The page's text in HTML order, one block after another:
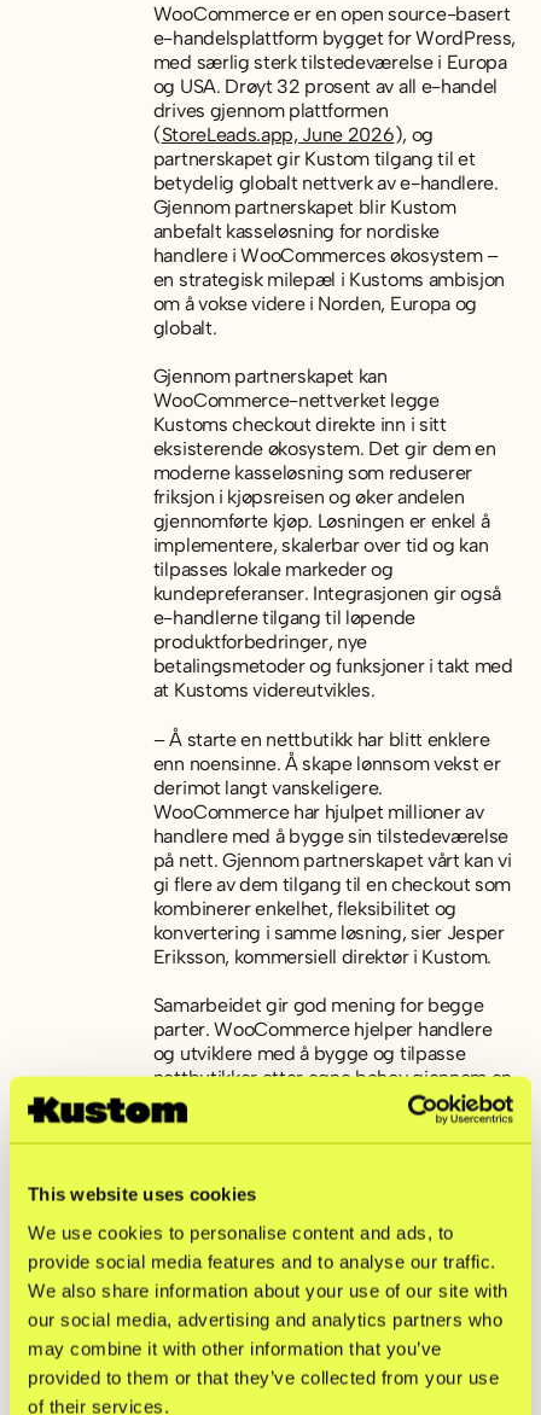
This website uses cookies
We use cookies to personalise content and ads, to
provide social media features and to analyse our traffic.
We also share information about your use of our site with
our social media, advertising and analytics partners who
may combine it with other information that you’ve
provided to them or that they’ve collected from your use
of their services.
WooCommerce er en open source-basert
e-handelsplattform bygget for WordPress,
med særlig sterk tilstedeværelse i Europa
og USA. Drøyt 32 prosent av all e-handel
drives gjennom plattformen
(StoreLeads.app, June 2026), og
partnerskapet gir Kustom tilgang til et
betydelig globalt nettverk av e-handlere.
Gjennom partnerskapet blir Kustom
anbefalt kasseløsning for nordiske
handlere i WooCommerces økosystem –
en strategisk milepæl i Kustoms ambisjon
om å vokse videre i Norden, Europa og
globalt.
Gjennom partnerskapet kan
WooCommerce-nettverket legge
Kustoms checkout direkte inn i sitt
eksisterende økosystem. Det gir dem en
moderne kasseløsning som reduserer
friksjon i kjøpsreisen og øker andelen
gjennomførte kjøp. Løsningen er enkel å
implementere, skalerbar over tid og kan
tilpasses lokale markeder og
kundepreferanser. Integrasjonen gir også
e-handlerne tilgang til løpende
produktforbedringer, nye
betalingsmetoder og funksjoner i takt med
at Kustoms videreutvikles.
– Å starte en nettbutikk har blitt enklere
enn noensinne. Å skape lønnsom vekst er
derimot langt vanskeligere.
WooCommerce har hjulpet millioner av
handlere med å bygge sin tilstedeværelse
på nett. Gjennom partnerskapet vårt kan vi
gi flere av dem tilgang til en checkout som
kombinerer enkelhet, fleksibilitet og
konvertering i samme løsning, sier Jesper
Eriksson, kommersiell direktør i Kustom.
Samarbeidet gir god mening for begge
parter. WooCommerce hjelper handlere
og utviklere med å bygge og tilpasse
nettbutikker etter egne behov gjennom en
åpen plugin. Kustom tilfører samme
fleksibilitet i checkouten gjennom et åpent
økosystem av betalingsmetoder,
for handlere å vokse uten å bli bundet til én
enkelt aktør.
– Betalinger er kjernen i enhver handlers
virksomhet. Gjennom partnerskapet vårt
med Kustom skaper vi nye muligheter for
våre e-handlere globalt. De får tilgang til
en checkout-opplevelse med høy
konvertering som hjelper dem å vokse,